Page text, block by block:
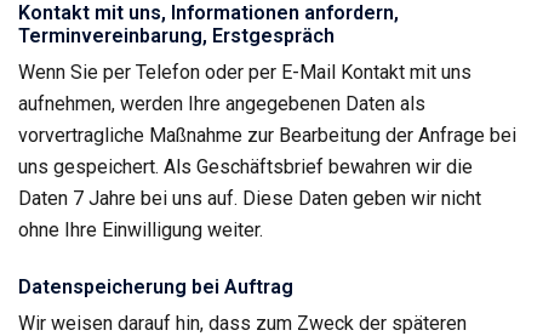
Kontakt mit uns, Informationen anfordern,
Terminvereinbarung, Erstgespräch
Wenn Sie per Telefon oder per E-Mail Kontakt mit uns
aufnehmen, werden Ihre angegebenen Daten als
vorvertragliche Maßnahme zur Bearbeitung der Anfrage bei
uns gespeichert. Als Geschäftsbrief bewahren wir die
Daten 7 Jahre bei uns auf. Diese Daten geben wir nicht
ohne Ihre Einwilligung weiter.
Datenspeicherung bei Auftrag
Wir weisen darauf hin, dass zum Zweck der späteren